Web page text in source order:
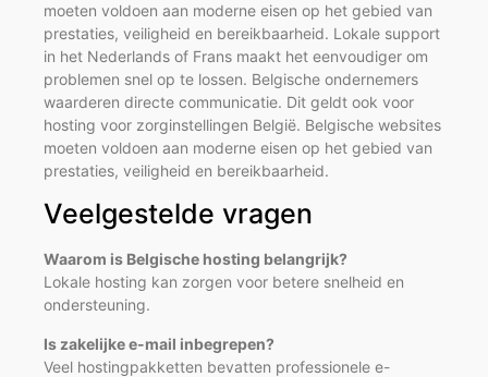
moeten voldoen aan moderne eisen op het gebied van
prestaties, veiligheid en bereikbaarheid. Lokale support
in het Nederlands of Frans maakt het eenvoudiger om
problemen snel op te lossen. Belgische ondernemers
waarderen directe communicatie. Dit geldt ook voor
hosting voor zorginstellingen België. Belgische websites
moeten voldoen aan moderne eisen op het gebied van
prestaties, veiligheid en bereikbaarheid.
Veelgestelde vragen
Waarom is Belgische hosting belangrijk?
Lokale hosting kan zorgen voor betere snelheid en
ondersteuning.
Is zakelijke e-mail inbegrepen?
Veel hostingpakketten bevatten professionele e-